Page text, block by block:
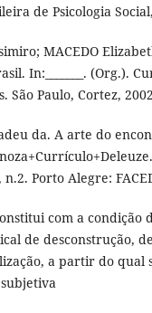
de Psicologia
MACEDO
In:_______. (Org.).
São Paulo, Cortez,
da. A arte do
Porto Alegre:
com a condição
de desconstrução,
a partir do qual